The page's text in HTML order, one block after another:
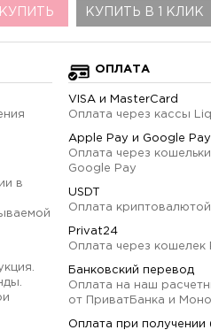
КУПИТЬ КУПИТЬ В 1 КЛИК
в
ОПЛАТА
VISA и MasterCard
Оплата через кассы
Apple Pay и Google Pay
Оплата через
Google Pay
USDT
Оплата криптовалютой
Privat24
Оплата через кошелек
Банковский перевод
Оплата на наш
от ПриватБанка и
Оплата при